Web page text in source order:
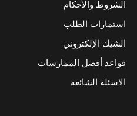
الشروط والأحكام
استمارات الطلب
الشيك الإلكتروني
قواعد أفضل الممارسات
الاسئلة الشائعة